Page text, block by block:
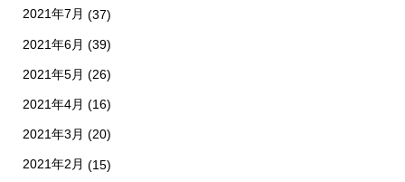
2021年7月 (37)
2021年6月 (39)
2021年5月 (26)
2021年4月 (16)
2021年3月 (20)
2021年2月 (15)